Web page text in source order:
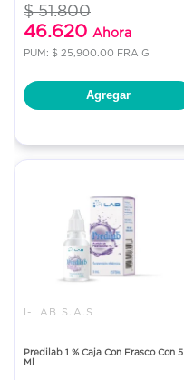
$ 51.800
46.620 Ahora
PUM: $ 25,900.00 FRA G
Agregar
I-LAB S.A.S
Predilab 1 % Caja Con Frasco Con 5
Ml